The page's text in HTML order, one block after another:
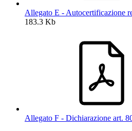
Allegato E - Autocertificazione
183.3 Kb
Allegato F - Dichiarazione art.